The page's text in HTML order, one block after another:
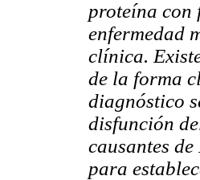
proteína con
enfermedad
clínica.
de la forma
diagnóstico
disfunción
causantes
para